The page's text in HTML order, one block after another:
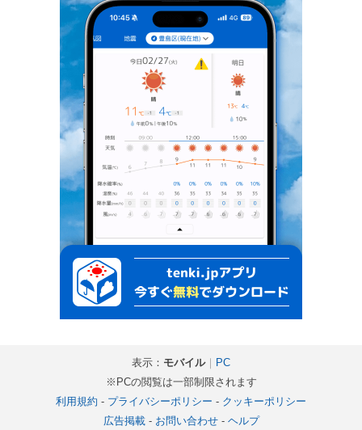
表示： モバイル｜ PC
※PCの閲覧は一部制限されます
利用規約 - プライバシーポリシー - クッキーポリシー
広告掲載- お問い合わせ- ヘルプ